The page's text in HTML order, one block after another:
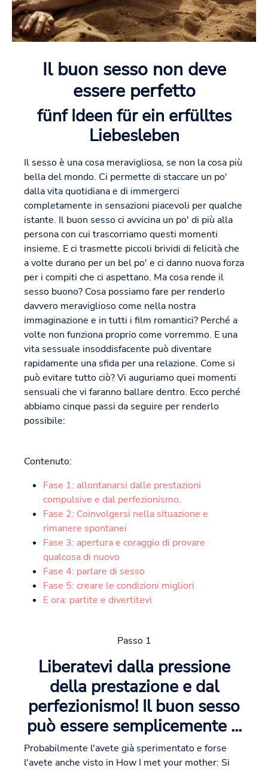
Il buon sesso non deve
essere perfetto
fünf Ideen für ein erfülltes
Liebesleben
Il sesso è una cosa meravigliosa, se non la cosa più
bella del mondo. Ci permette di staccare un po'
dalla vita quotidiana e di immergerci
completamente in sensazioni piacevoli per qualche
istante. Il buon sesso ci avvicina un po' di più alla
persona con cui trascorriamo questi momenti
insieme. E ci trasmette piccoli brividi di felicità che
a volte durano per un bel po' e ci danno nuova forza
per i compiti che ci aspettano. Ma cosa rende il
sesso buono? Cosa possiamo fare per renderlo
davvero meraviglioso come nella nostra
immaginazione e in tutti i film romantici? Perché a
volte non funziona proprio come vorremmo. E una
vita sessuale insoddisfacente può diventare
rapidamente una sfida per una relazione. Come si
può evitare tutto ciò? Vi auguriamo quei momenti
sensuali che vi faranno ballare dentro. Ecco perché
abbiamo cinque passi da seguire per renderlo
possibile:
Contenuto:
Fase 1: allontanarsi dalle prestazioni
compulsive e dal perfezionismo.
Fase 2: Coinvolgersi nella situazione e
rimanere spontanei
Fase 3: apertura e coraggio di provare
qualcosa di nuovo
Fase 4: parlare di sesso
Fase 5: creare le condizioni migliori
E ora: partite e divertitevi
Passo 1
Liberatevi dalla pressione
della prestazione e dal
perfezionismo! Il buon sesso
può essere semplicemente ...
Probabilmente l'avete già sperimentato e forse
l'avete anche visto in How I met your mother: Si